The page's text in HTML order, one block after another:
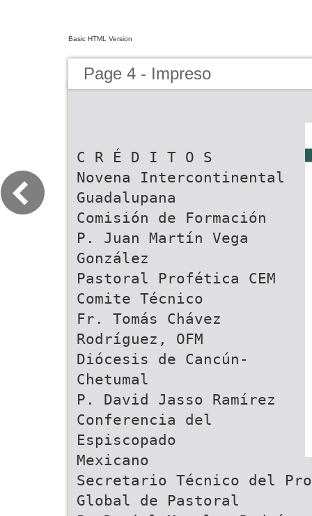
Basic HTML Version
Page 4 - Impreso
C R É D I T O S
Novena Intercontinental
Guadalupana
Comisión de Formación
P. Juan Martín Vega
González
Pastoral Profética CEM
Comite Técnico
Fr. Tomás Chávez
Rodríguez, OFM
Diócesis de Cancún-
Chetumal
P. David Jasso Ramírez
Conferencia del
Espiscopado
Mexicano
Secretario Técnico del
Global de Pastoral